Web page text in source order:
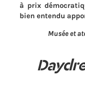
à prix
bien entendu
Musée et